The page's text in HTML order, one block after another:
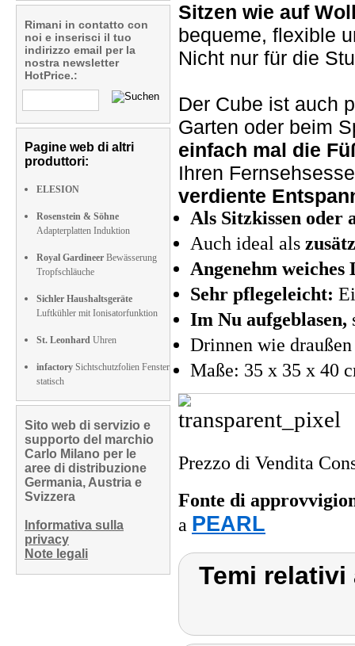
Rimani in contatto con
noi e inserisci il tuo
indirizzo email per la
nostra newsletter
HotPrice.:
Pagine web di altri
produttori:
ELESION
Rosenstein & Söhne
Adapterplatten Induktion
Royal Gardineer Bewässerung
Tropfschläuche
Sichler Haushaltsgeräte
Luftkühler mit Ionisatorfunktion
St. Leonhard Uhren
infactory Sichtschutzfolien Fenster
statisch
Sito web di servizio e
supporto del marchio
Carlo Milano per le
aree di distribuzione
Germania, Austria e
Svizzera
Informativa sulla
privacy
Note legali
Sitzen wie auf
bequeme, flexible
Nicht nur für die
Der Cube ist auch
Garten oder beim
einfach mal die
Ihren
verdiente
Als Sitzkissen oder
Auch ideal als
Angenehm
Sehr pflegeleicht:
Im Nu aufgeblasen,
Drinnen wie
Maße: 35 x 35 x 40
Prezzo di Vendita
Fonte di
a PEARL
Temi relativi